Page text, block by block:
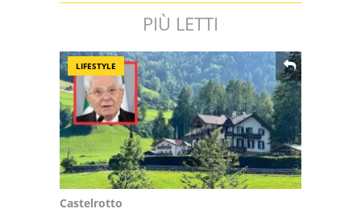
PIÙ LETTI
LIFESTYLE
Castelrotto